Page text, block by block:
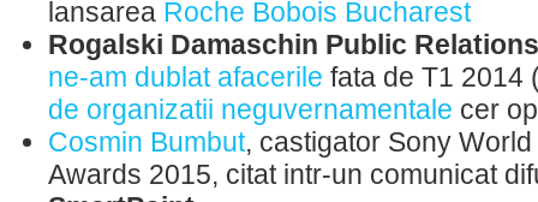
lansarea Roche Bobois Bucharest
Rogalski Damaschin Public Relations
ne-am dublat afacerile fata de T1 2014
de organizatii neguvernamentale cer
Cosmin Bumbut, castigator Sony
Awards 2015, citat intr-un comunicat